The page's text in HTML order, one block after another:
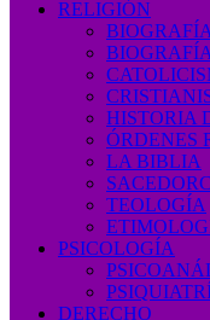
RELIGIÓN
HISTORIA
ÓRDENES
LA BIBLIA
TEOLOGÍA
PSICOLOGÍA
DERECHO